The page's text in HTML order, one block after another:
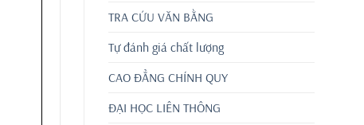
TRA CỨU VĂN BẰNG
Tự đánh giá chất lượng
CAO ĐẲNG CHÍNH QUY
ĐẠI HỌC LIÊN THÔNG